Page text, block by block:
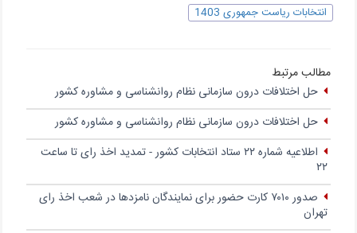
انتخابات ریاست جمهوری 1403
مطالب مرتبط
حل اختلافات درون سازمانی نظام روانشناسی و مشاوره کشور
حل اختلافات درون سازمانی نظام روانشناسی و مشاوره کشور
اطلاعیه شماره ۲۲ ستاد انتخابات کشور - تمدید اخذ رای تا ساعت
۲۲
صدور ۷۰۱۰ کارت حضور برای نمایندگان نامزدها در شعب اخذ رای
تهران